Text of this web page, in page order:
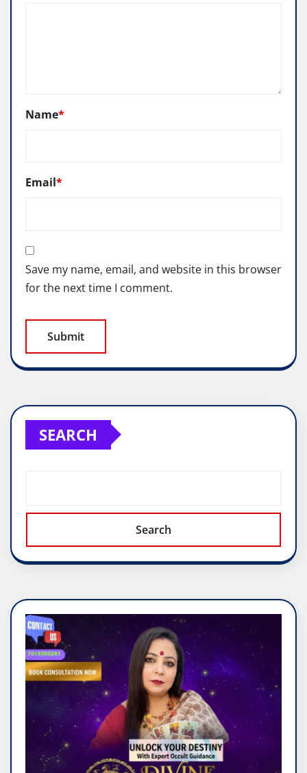
Name*
Email*
Save my name, email, and website in this browser
for the next time I comment.
SEARCH
Search